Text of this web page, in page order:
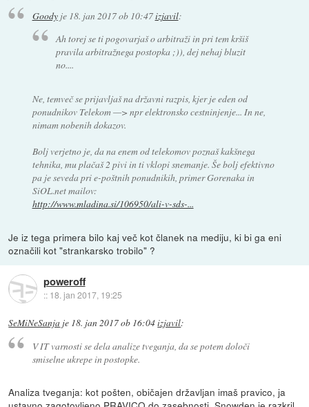
Goodyje 18. jan 2017 ob 10:47izjavil:
Ah torej se ti pogovarjaš o arbitraži in pri tem kršiš
pravila arbitražnega postopka ;)), dej nehaj bluzit
no....
Ne, temveč se prijavljaš na državni razpis, kjer je eden od
ponudnikov Telekom —> npr elektronsko cestninjenje... In ne,
nimam nobenih dokazov.
Bolj verjetno je, da na enem od telekomov poznaš kakšnega
tehnika, mu plačaš 2 pivi in ti vklopi snemanje. Še bolj efektivno
pa je seveda pri e-poštnih ponudnikih, primer Gorenaka in
SiOL.net mailov:
http://www.mladina.si/106950/ali-v-sds-...
Je iz tega primera bilo kaj več kot članek na mediju, ki bi ga eni
označili kot "strankarsko trobilo" ?
poweroff
:: 18. jan 2017, 19:25
SeMiNeSanja je 18. jan 2017 ob 16:04izjavil:
V IT varnosti se dela analize tveganja, da se potem določi
smiselne ukrepe in postopke.
Analiza tveganja: kot pošten, običajen državljan imaš pravico, ja